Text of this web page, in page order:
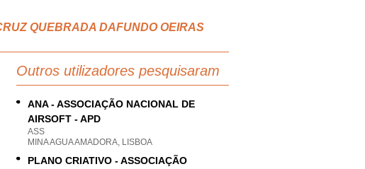
QUEBRADA DAFUNDO OEIRAS
Outros utilizadores pesquisaram
ANA - ASSOCIAÇÃO NACIONAL DE
AIRSOFT - APD
ASS
MINA AGUA AMADORA, LISBOA
PLANO CRIATIVO - ASSOCIAÇÃO